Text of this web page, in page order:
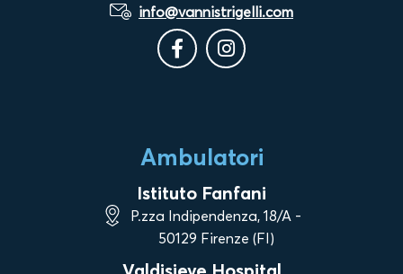
info@vannistrigelli.com
Ambulatori
Istituto Fanfani
P.zza Indipendenza, 18/A -
50129 Firenze (FI)